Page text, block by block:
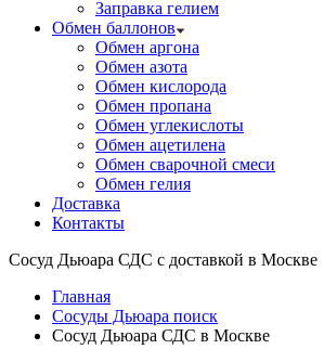
Заправка гелием
Обмен баллонов
Обмен аргона
Обмен азота
Обмен кислорода
Обмен пропана
Обмен углекислоты
Обмен ацетилена
Обмен сварочной смеси
Обмен гелия
Доставка
Контакты
Сосуд Дьюара СДС с доставкой в Москве
Главная
Сосуды Дьюара поиск
Сосуд Дьюара СДС в Москве